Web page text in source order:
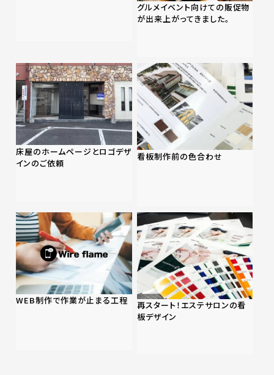
グルメイベント向けての販促物
が出来上がってきました。
床屋のホームページとロゴデザ
インのご依頼
看板制作前の色合わせ
WEB制作で作業が止まる工程
再スタート！エステサロンの看
板デザイン